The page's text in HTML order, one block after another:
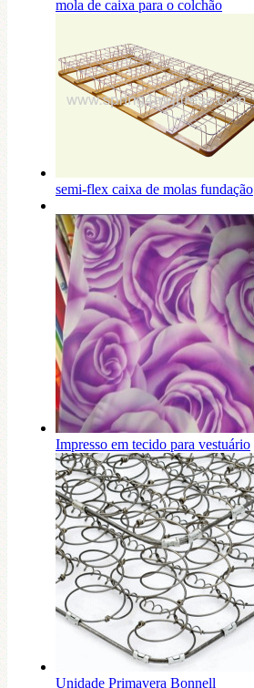
mola de caixa para o colchão
semi-flex caixa de molas fundação
Impresso em tecido para vestuário
Unidade Primavera Bonnell